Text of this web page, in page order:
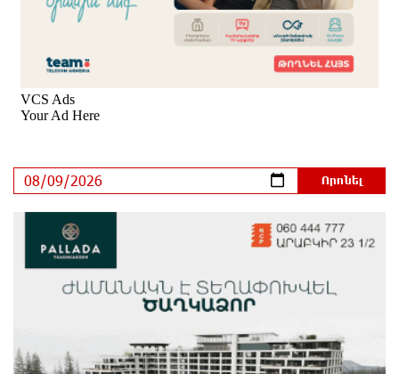
Ողբերգական դեպք՝ Երևանում․ Կիևյան կամրջի
տակ հայտնաբերվել է տղամարդու մարմին
15 ժամ առաջ
Հայհիդրոմետի տնօրենը գրել է
16 ժամ առաջ
Արտակարգ դեպք՝ Երևանում․ կոտրել են «Հույս
բոլոր մարդկանց» հիմնադրամի շենքի
պատուհաններն ու դռները
16 ժամ առաջ